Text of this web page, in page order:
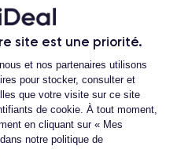
site est une priorité.
du
et nos partenaires utilisons
pour stocker, consulter et
que votre visite sur ce site
de cookie. À tout moment,
en cliquant sur « Mes
notre politique de
content de mon achat et